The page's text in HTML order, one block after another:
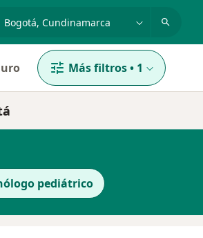
p. ej. Bogotá
Más filtros• 1
pediátrico